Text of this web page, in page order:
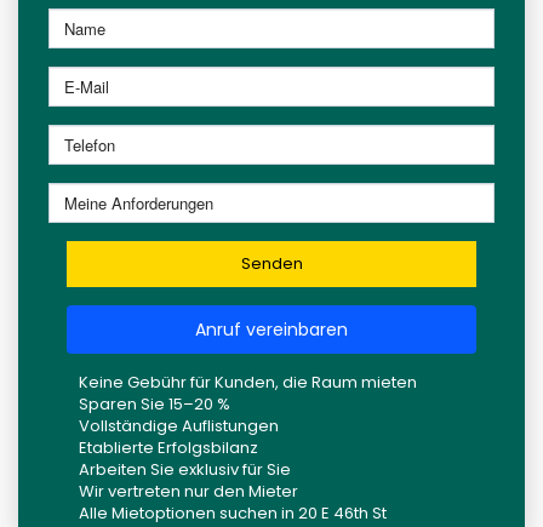
Senden
Anruf vereinbaren
Keine Gebühr für Kunden, die Raum mieten
Sparen Sie 15–20 %
Vollständige Auflistungen
Etablierte Erfolgsbilanz
Arbeiten Sie exklusiv für Sie
Wir vertreten nur den Mieter
Alle Mietoptionen suchen in 20 E 46th St